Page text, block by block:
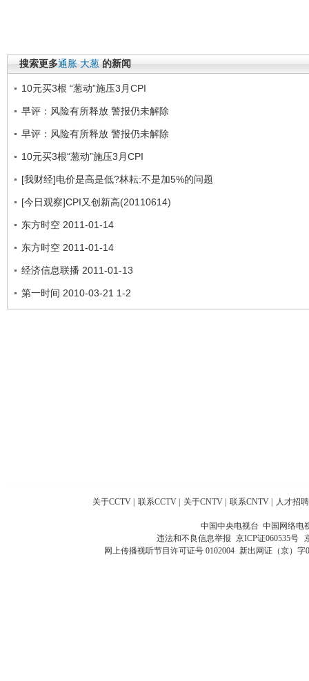
搜索更多通胀 大葱 的新闻
10元买3根 “葱动”施压3月CPI
早评：风险有所释放 警报仍未解除
早评：风险有所释放 警报仍未解除
10元买3根“葱动”施压3月CPI
[我财经]电价是高是低?林耘:不是加5%的问题
[今日观察]CPI又创新高(20110614)
东方时空 2011-01-14
东方时空 2011-01-14
经济信息联播 2011-01-13
第一时间 2010-03-21 1-2
关于CCTV 联系CCTV 关于CNTV 联系CNTV 人才招聘
中国中央电视台 中国网络电
违法和不良信息举报 京ICP证060535号
网上传播视听节目许可证号 0102004 新出网证（京）